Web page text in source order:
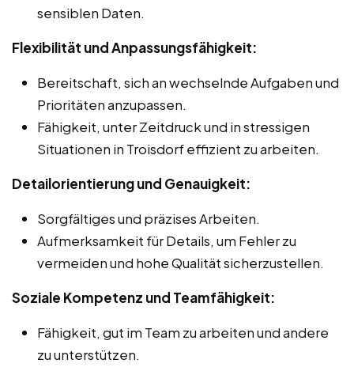
sensiblen Daten.
Flexibilität und Anpassungsfähigkeit:
Bereitschaft, sich an wechselnde Aufgaben und
Prioritäten anzupassen.
Fähigkeit, unter Zeitdruck und in stressigen
Situationen in Troisdorf effizient zu arbeiten.
Detailorientierung und Genauigkeit:
Sorgfältiges und präzises Arbeiten.
Aufmerksamkeit für Details, um Fehler zu
vermeiden und hohe Qualität sicherzustellen.
Soziale Kompetenz und Teamfähigkeit:
Fähigkeit, gut im Team zu arbeiten und andere
zu unterstützen.